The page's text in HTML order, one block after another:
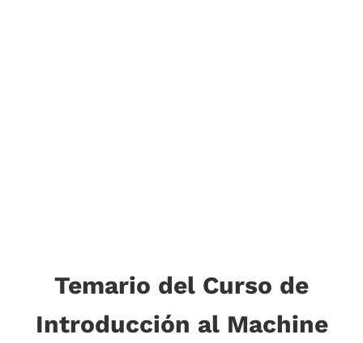
Temario del Curso de
Introducción al Machine